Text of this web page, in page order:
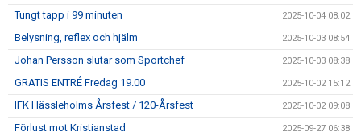
Tungt tapp i 99 minuten 2025-10-04 08:02
Belysning, reflex och hjälm 2025-10-03 08:54
Johan Persson slutar som Sportchef 2025-10-03 08:38
GRATIS ENTRÉ Fredag 19.00 2025-10-02 15:12
IFK Hässleholms Årsfest / 120-Årsfest 2025-10-02 09:08
Förlust mot Kristianstad 2025-09-27 06:38